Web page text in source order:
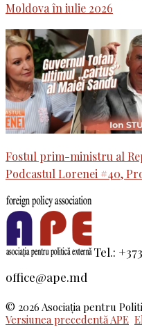
Moldova în iulie 2026
Fostul prim-ministru al
Podcastul Lorenei #40,
Tel.:
office@ape.md
© 2026 Asociaţia pentru
Versiunea precedentă APE